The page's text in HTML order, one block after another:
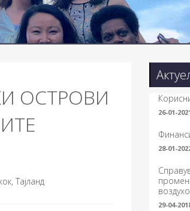
ОСТРОВИ
Тајланд
26-01-
28-01-
29-04-